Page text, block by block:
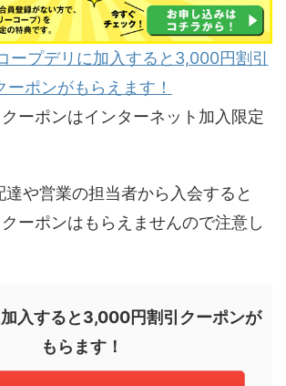
ープデリに加入すると3,000円割引
ーポンがもらえます！
ーポンはインターネット加入限定
達や営業の担当者から入会すると
ーポンはもらえませんので注意し
入すると3,000円割引クーポンが
もらます！